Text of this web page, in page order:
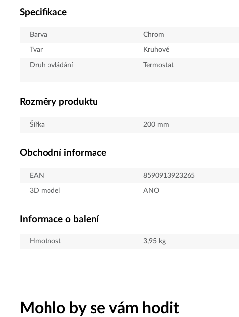
Specifikace
Barva Chrom
Tvar Kruhové
Druh ovládání Termostat
Rozměry produktu
Šířka 200 mm
Obchodní informace
EAN 8590913923265
3D model ANO
Informace o balení
Hmotnost 3,95 kg
Mohlo by se vám hodit